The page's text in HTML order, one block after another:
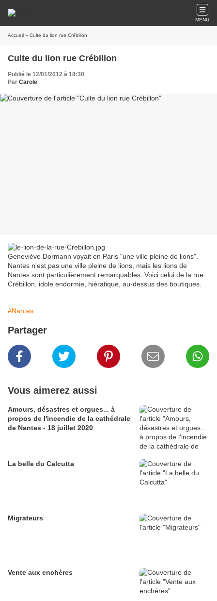
MENU
Accueil » Culte du lion rue Crébillon
Culte du lion rue Crébillon
Publié le 12/01/2012 à 18:30
Par Carole
Geneviève Dormann voyait en Paris "une ville pleine de lions".
Nantes n'est pas une ville pleine de lions, mais les lions de
Nantes sont particulièrement remarquables. Voici celui de la rue
Crébillon, idole endormie, hiératique, au-dessus des boutiques.
#Nantes
Partager
Vous aimerez aussi
Amours, désastres et orgues... à
propos de l'incendie de la cathédrale
de Nantes - 18 juillet 2020
La belle du Calcutta
Migrateurs
Vente aux enchères